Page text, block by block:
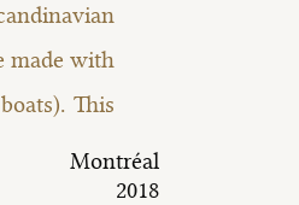
made with
This
2018
Montréal